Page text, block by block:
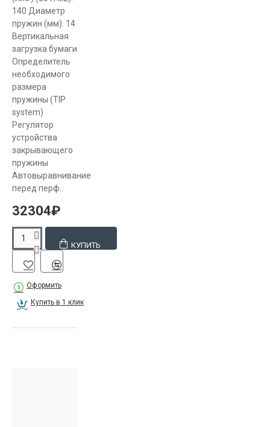
140 Диаметр
пружин (мм): 14
Вертикальная
загрузка бумаги
Определитель
необходимого
размера
пружины (TIP
system)
Регулятор
устройства
закрывающего
пружины
Автовыравнивание
перед перф..
32304₽
КУПИТЬ
Оформить
Купить в 1 клик